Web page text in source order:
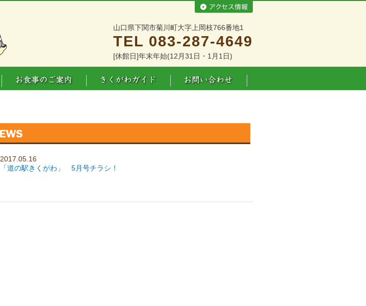
山口県下関市菊川町大字上岡枝766番地1
TEL 083-287-4649
[休館日]年末年始(12月31日・1月1日)
2017.05.16
「道の駅きくがわ」 5月号チラシ！